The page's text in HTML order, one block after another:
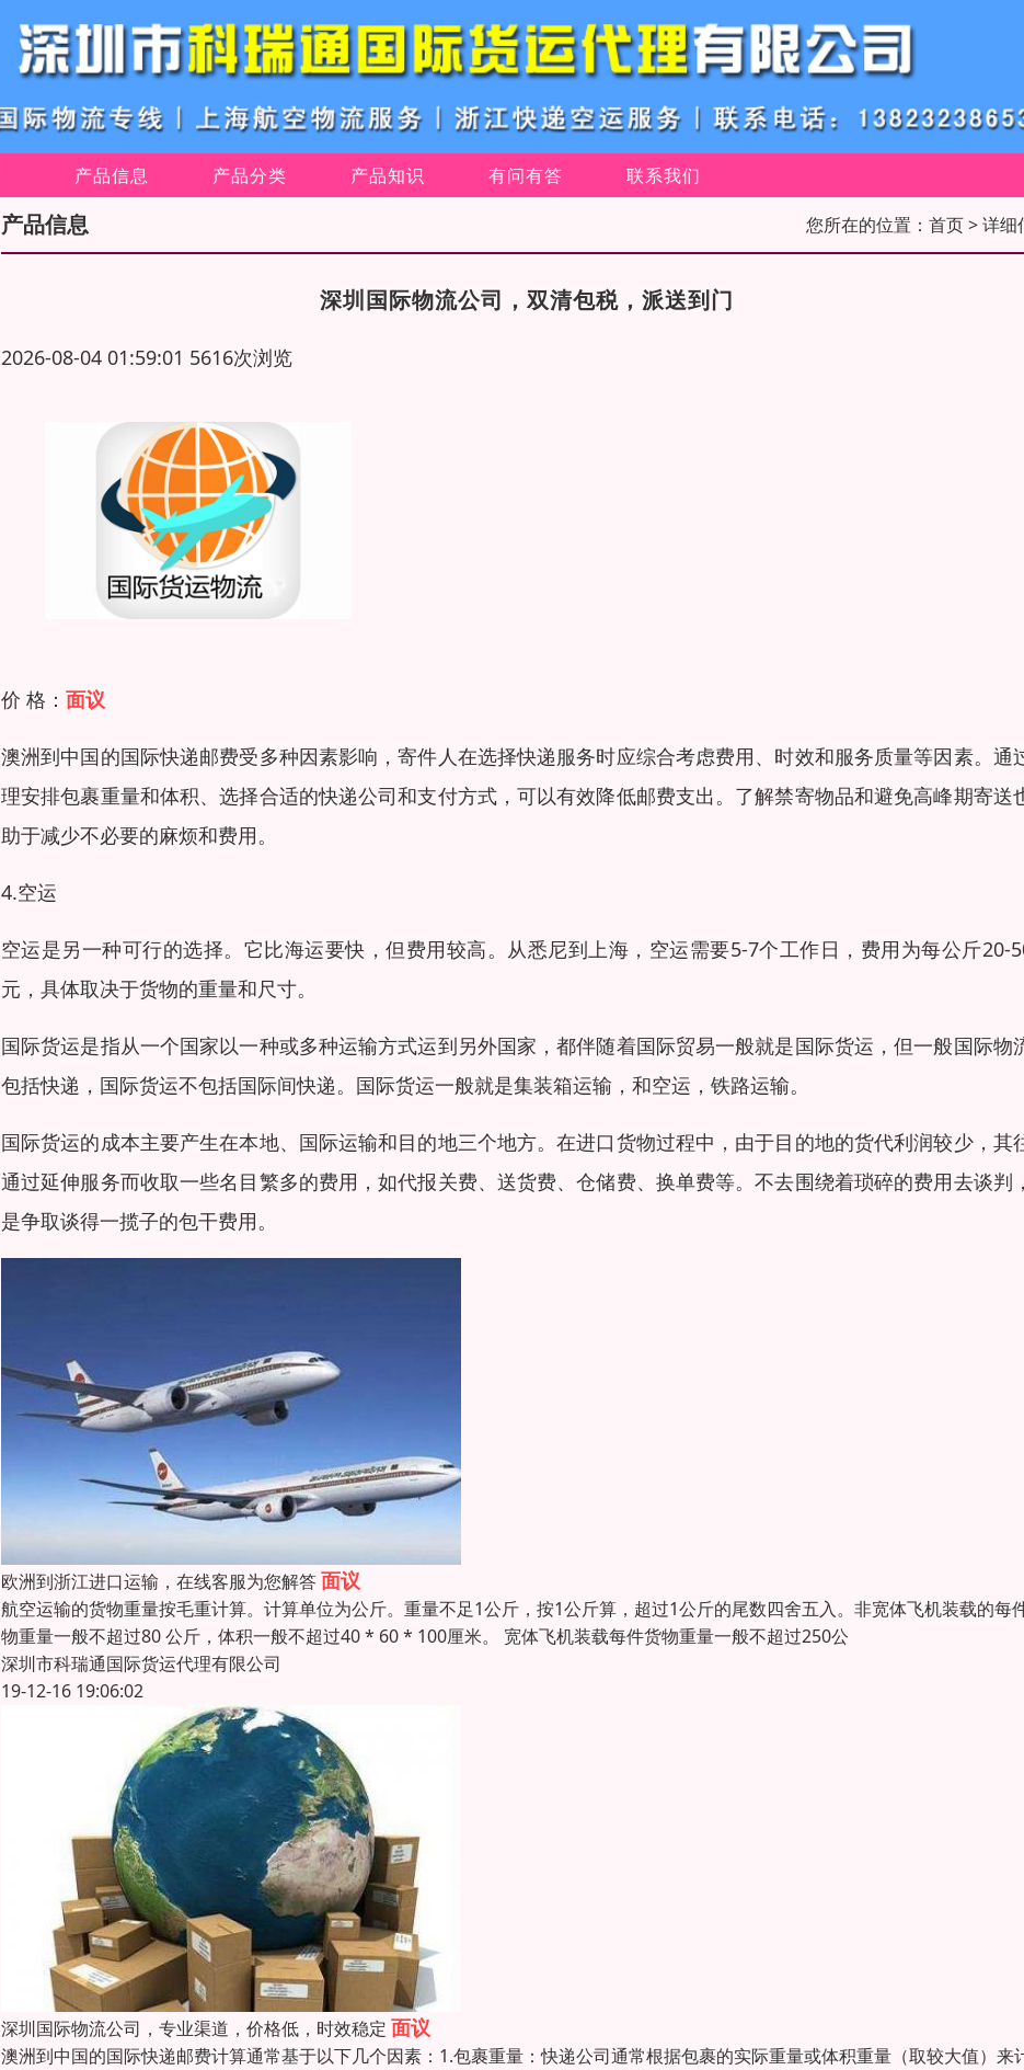
产品信息 产品分类 产品知识 有问有答 联系我们
产品信息 您所在的位置： 首页> 详细
深圳国际物流公司，双清包税，派送到门
2026-08-04 01:59:01 5616次浏览
价 格： 面议
澳洲到中国的国际快递邮费受多种因素影响，寄件人在选择快递服务时应综合考虑费用、时效和服务质量等因素。通
理安排包裹重量和体积、选择合适的快递公司和支付方式，可以有效降低邮费支出。了解禁寄物品和避免高峰期寄送
助于减少不必要的麻烦和费用。
4.空运
空运是另一种可行的选择。它比海运要快，但费用较高。从悉尼到上海，空运需要5-7个工作日，费用为每公斤20-
元，具体取决于货物的重量和尺寸。
国际货运是指从一个国家以一种或多种运输方式运到另外国家，都伴随着国际贸易一般就是国际货运，但一般国际物
包括快递，国际货运不包括国际间快递。国际货运一般就是集装箱运输，和空运，铁路运输。
国际货运的成本主要产生在本地、国际运输和目的地三个地方。在进口货物过程中，由于目的地的货代利润较少，其
通过延伸服务而收取一些名目繁多的费用，如代报关费、送货费、仓储费、换单费等。不去围绕着琐碎的费用去谈判
是争取谈得一揽子的包干费用。
欧洲到浙江进口运输，在线客服为您解答面议
航空运输的货物重量按毛重计算。计算单位为公斤。重量不足1公斤，按1公斤算，超过1公斤的尾数四舍五入。非宽体飞机装载的每
物重量一般不超过80 公斤，体积一般不超过40 * 60 * 100厘米。 宽体飞机装载每件货物重量一般不超过250公
深圳市科瑞通国际货运代理有限公司
19-12-16 19:06:02
深圳国际物流公司，专业渠道，价格低，时效稳定 面议
澳洲到中国的国际快递邮费计算通常基于以下几个因素：1.包裹重量：快递公司通常根据包裹的实际重量或体积重量（取较大值）来